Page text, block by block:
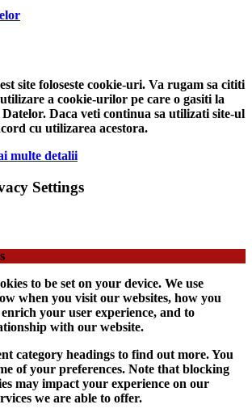
site foloseste cookie-uri. Va rugam sa cititi
a cookie-urilor pe care o gasiti la
Daca veti continua sa utilizati site-ul
cu utilizarea acestora.
multe detalii
Settings
to be set on your device. We use
when you visit our websites, how you
your user experience, and to
with our website.
category headings to find out more. You
of your preferences. Note that blocking
may impact your experience on our
we are able to offer.